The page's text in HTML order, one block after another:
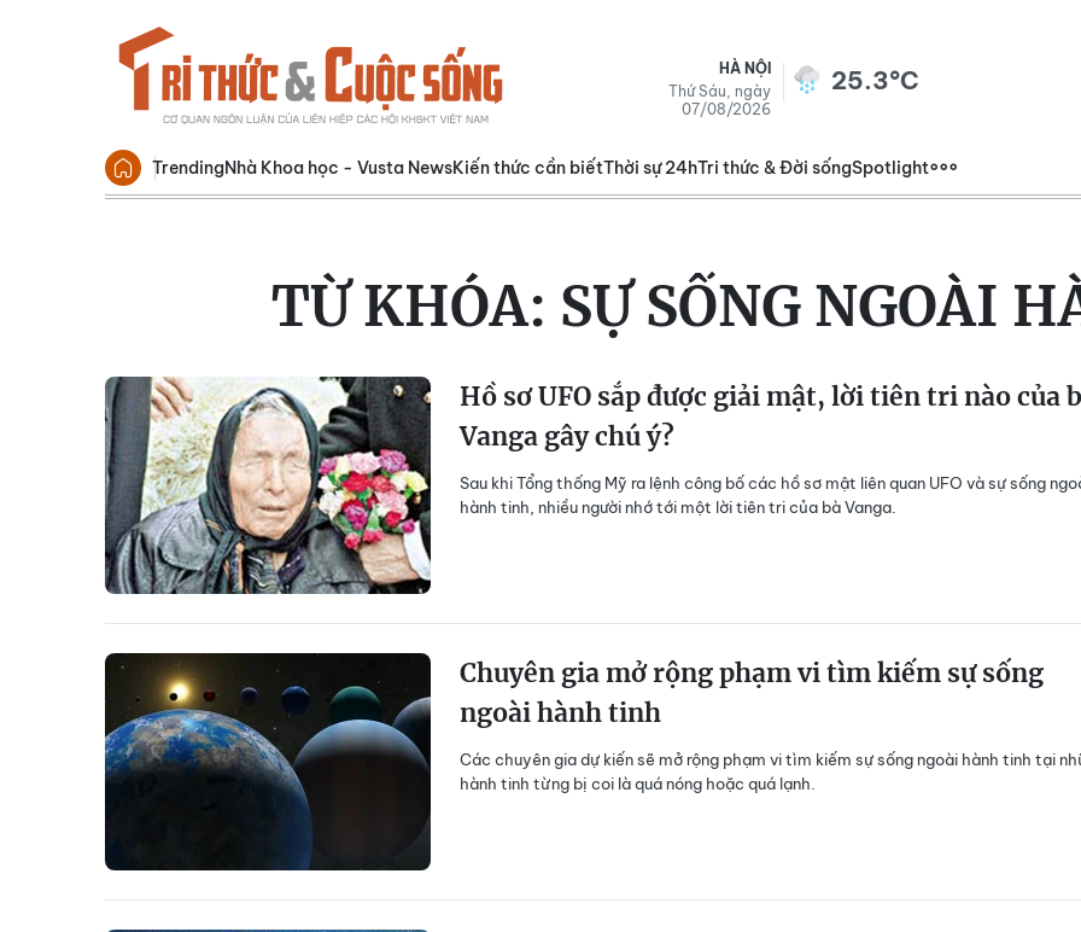
HÀ NỘI
Thứ Sáu, ngày
07/08/2026
25.3°C
TrendingNhà Khoa học - Vusta NewsKiến thức cần biếtThời sự 24hTri thức & Đời sốngSpotlight
TỪ KHÓA: SỰ SỐNG NGOÀI
Hồ sơ UFO sắp được giải mật, lời tiên tri nào của
Vanga gây chú ý?
Sau khi Tổng thống Mỹ ra lệnh công bố các hồ sơ mật liên quan UFO và sự sống
hành tinh, nhiều người nhớ tới một lời tiên tri của bà Vanga.
Chuyên gia mở rộng phạm vi tìm kiếm sự sống
ngoài hành tinh
Các chuyên gia dự kiến sẽ mở rộng phạm vi tìm kiếm sự sống ngoài hành tinh tại
hành tinh từng bị coi là quá nóng hoặc quá lạnh.